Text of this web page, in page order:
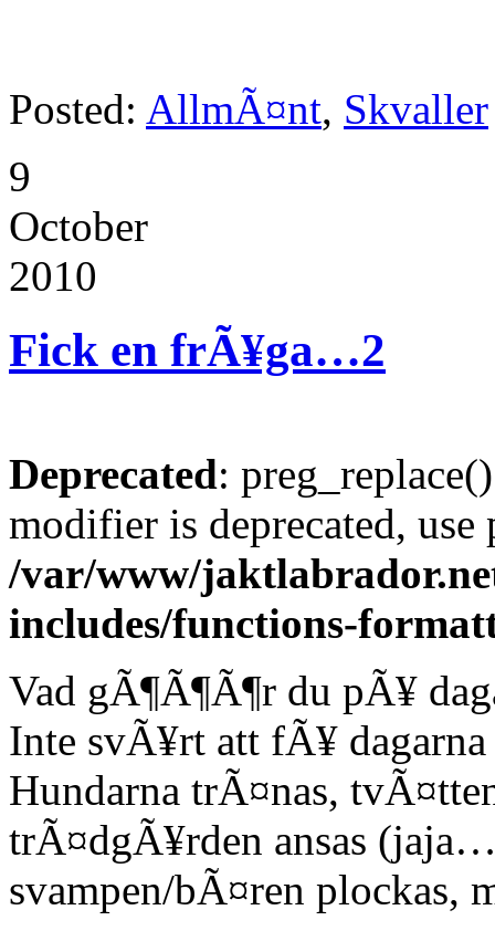
Posted: AllmÃ¤nt, Skvaller
9
October
2010
Fick en frÃ¥ga…2
Deprecated:
modifier is deprecated,
/var/www/
includes/functions-
Vad gÃ¶Ã¶Ã¶r du pÃ¥
Inte svÃ¥rt att fÃ¥
Hundarna trÃ¤nas,
trÃ¤dgÃ¥rden ansas
svampen/bÃ¤ren plockas,